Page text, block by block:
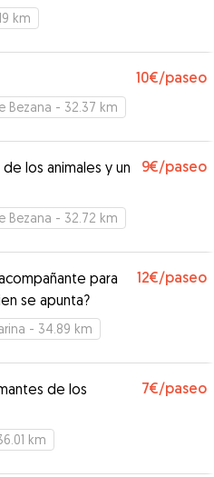
km
10€/paseo
Bezana - 32.37 km
los animales y un
9€/paseo
Bezana - 32.72 km
para
se apunta?
12€/paseo
- 34.89 km
de los
7€/paseo
km